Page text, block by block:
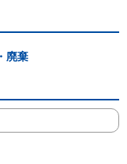
廃棄